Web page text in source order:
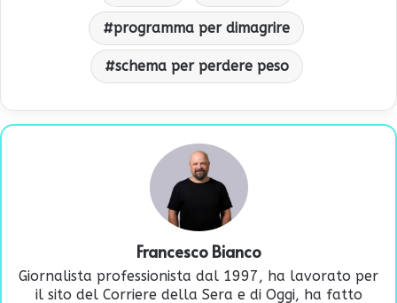
programma per dimagrire
schema per perdere peso
Francesco Bianco
Giornalista professionista dal 1997, ha lavorato per
il sito del Corriere della Sera e di Oggi, ha fatto